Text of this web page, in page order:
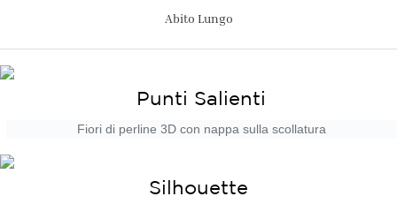
Abito Lungo
Punti Salienti
Fiori di perline 3D con nappa sulla scollatura
Silhouette